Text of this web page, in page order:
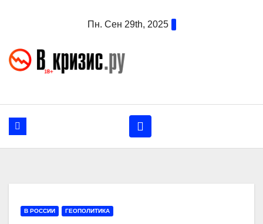
Пн. Сен 29th, 2025
В РОССИИ ГЕОПОЛИТИКА